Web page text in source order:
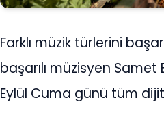
Farklı müzik türlerini
başarılı müzisyen Samet
Eylül Cuma günü tüm